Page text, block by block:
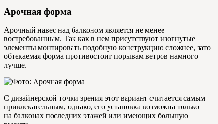
Арочная форма
Арочный навес над балконом является не менее
востребованным. Так как в нем присутствуют изогнутые
элементы монтировать подобную конструкцию сложнее, зато
обтекаемая форма противостоит порывам ветров намного
лучше.
С дизайнерской точки зрения этот вариант считается самым
привлекательным, однако, его установка возможна только
на балконах последних этажей или имеющих большую